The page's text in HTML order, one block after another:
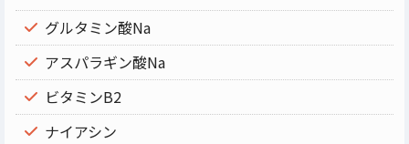
グルタミン酸Na
アスパラギン酸Na
ビタミンB2
ナイアシン